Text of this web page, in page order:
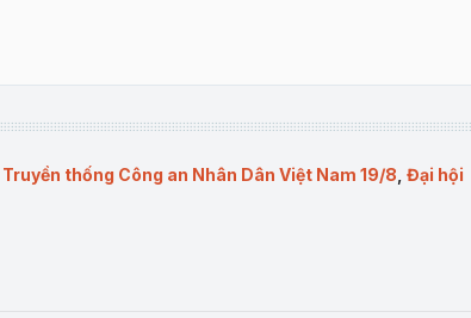
thống Công an Nhân Dân Việt Nam 19/8 Đại hội